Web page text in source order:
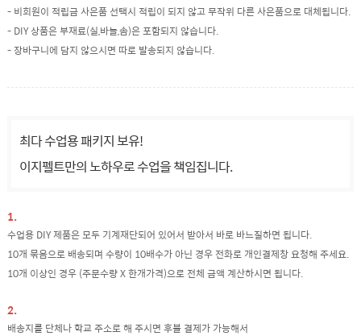
- 비회원이 적립금 사은품 선택시 적립이 되지 않고 무작위 다른 사은품으로 대체됩니다.
- DIY 상품은 부재료(실,바늘,솜)은 포함되지 않습니다.
- 장바구니에 담지 않으시면 따로 발송되지 않습니다.
최다 수업용 패키지 보유!
이지펠트만의 노하우로 수업을 책임집니다.
1.
수업용 DIY 제품은 모두 기계재단되어 있어서 받아서 바로 바느질하면 됩니다.
10개 묶음으로 배송되며 수량이 10배수가 아닌 경우 전화로 개인결제창 요청해 주세요.
10개 이상인 경우 (주문수량 X 한개가격)으로 전체 금액 계산하시면 됩니다.
2.
배송지를 단체나 학교 주소로 해 주시면 후불 결제가 가능해서